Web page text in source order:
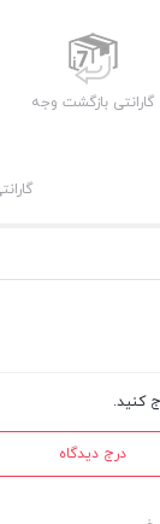
گارانتی بازگشت وجه
کنید.
درج دیدگاه